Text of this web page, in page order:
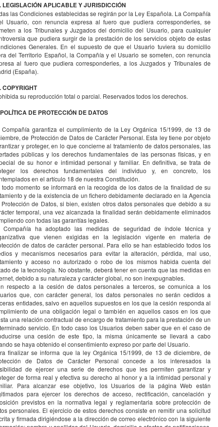
LEGISLACIÓN APLICABLE Y JURISDICCIÓN
las Condiciones establecidas se regirán por la Ley Española. La Compañía
Usuario, con renuncia expresa al fuero que pudiera corresponderles, se
a los Tribunales y Juzgados del domicilio del Usuario, para cualquier
que pudiera surgir de la prestación de los servicios objeto de estas
Generales. En el supuesto de que el Usuario tuviera su domicilio
del Territorio Español, la Compañía y el Usuario se someten, con renuncia
al fuero que pudiera corresponderles, a los Juzgados y Tribunales de
(España).
COPYRIGHT
su reproducción total o parcial. Reservados todos los derechos.
DE PROTECCIÓN DE DATOS
Compañía garantiza el cumplimiento de la Ley Orgánica 15/1999, de 13 de
de Protección de Datos de Carácter Personal. Esta ley tiene por objeto
y proteger, en lo que concierne al tratamiento de datos personales, las
públicas y los derechos fundamentales de las personas físicas, y en
de su honor e intimidad personal y familiar. En definitiva, se trata de
los derechos fundamentales del individuo y, en concreto, los
en el artículo 18 de nuestra Constitución.
todo momento se informará en la recogida de los datos de la finalidad de su
y de la existencia de un fichero debidamente declarado en la Agencia
de Datos, si bien, existen otros datos personales que debido a su
temporal, una vez alcanzada la finalidad serán debidamente eliminados
con todas las garantías legales.
Compañía ha adoptado las medidas de seguridad de índole técnica y
que vienen exigidas en la legislación vigente en materia de
de datos de carácter personal. Para ello se han establecido todos los
y mecanismos necesarios para evitar la alteración, pérdida, mal uso,
y acceso no autorizado o robo de los mismos habida cuenta del
de la tecnología. No obstante, deberá tener en cuenta que las medidas en
debido a su naturaleza y carácter global, no son inexpugnables.
respecto a la cesión de datos personales a terceros, se comunica a los
que, con carácter general, los datos personales no serán cedidos a
entidades, salvo en aquellos supuestos en los que la cesión responda al
de una obligación legal o también en aquellos casos en los que
una relación contractual de encargo de tratamiento para la prestación de un
servicio. En todo caso los Usuarios deben saber que en el caso de
una cesión de este tipo, la misma únicamente se llevará a cabo
se haya obtenido el consentimiento expreso por parte del Usuario.
finalizar se informa que la ley Orgánica 15/1999, de 13 de diciembre, de
de Datos de Carácter Personal concede a los interesados la
de ejercer una serie de derechos que les permiten garantizar y
de forma real y efectiva su derecho al honor y a la intimidad personal y
Para alcanzar ese objetivo, los Usuarios de la página Web están
para ejercer los derechos de acceso, rectificación, cancelación y
previstos en la normativa legal y reglamentaria sobre protección de
personales. El ejercicio de estos derechos consiste en remitir una solicitud
y firmada dirigiéndose a la dirección de correo electrónico con la siguiente